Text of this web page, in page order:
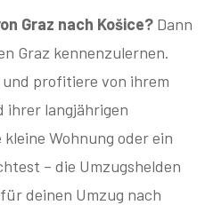
Graz nach Košice? Dann
Graz kennenzulernen.
profitiere von ihrem
ihrer langjährigen
Wohnung oder ein
– die Umzugshelden
deinen Umzug nach